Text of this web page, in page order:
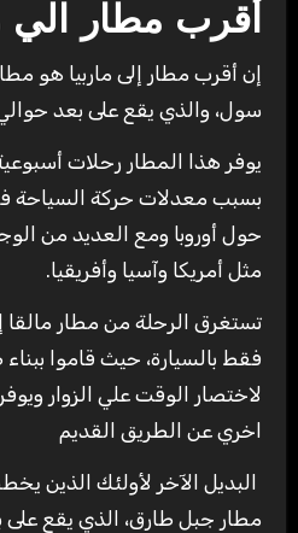
أقرب مطار الي
إن أقرب مطار إلى ماربيا هو
سول، والذي يقع على بعد حوالي 50 كم من جزيره
حول أوروبا ومع العديد من
مثل أمريكا وآسيا وأفريقيا.
تستغرق الرحلة من مطار مالقا
فقط بالسيارة، حيث قاموا
لاختصار الوقت علي الزوار
اخري عن الطريق القديم
البديل الآخر لأولئك الذين